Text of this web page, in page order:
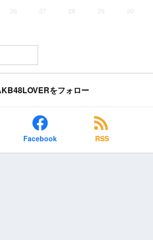
26 27 28 29
30
をフォロー
Facebook RSS